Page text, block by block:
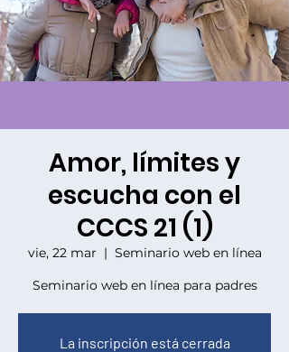
Amor, límites y
escucha con el
CCCS 21 (1)
vie, 22 mar
  |
Seminario web en línea
Seminario web en línea para padres
La inscripción está cerrada